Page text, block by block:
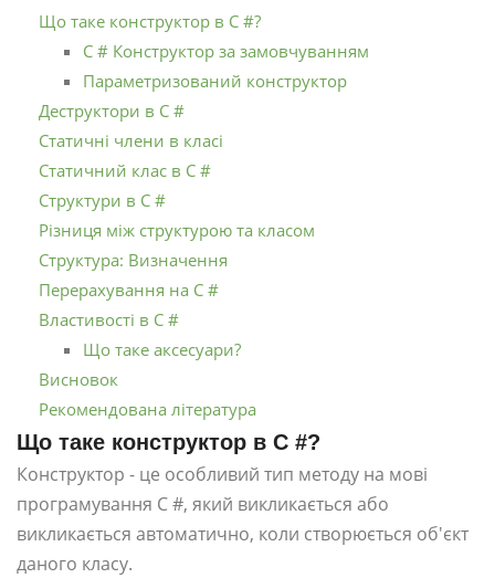
Що таке конструктор в C #?
C # Конструктор за замовчуванням
Параметризований конструктор
Деструктори в C #
Статичні члени в класі
Статичний клас в C #
Структури в C #
Різниця між структурою та класом
Структура: Визначення
Перерахування на C #
Властивості в C #
Що таке аксесуари?
Висновок
Рекомендована література
Що таке конструктор в C #?
Конструктор - це особливий тип методу на мові
програмування C #, який викликається або
викликається автоматично, коли створюється об'єкт
даного класу.